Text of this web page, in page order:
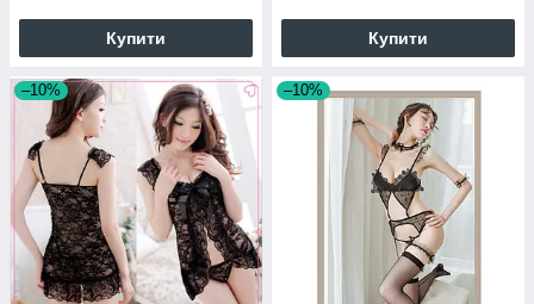
Купити Купити
–10% –10%